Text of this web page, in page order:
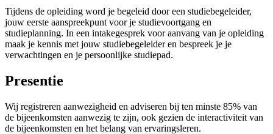
Tijdens de opleiding word je begeleid door een studiebegeleider,
jouw eerste aanspreekpunt voor je studievoortgang en
studieplanning. In een intakegesprek voor aanvang van je opleiding
maak je kennis met jouw studiebegeleider en bespreek je je
verwachtingen en je persoonlijke studiepad.
Presentie
Wij registreren aanwezigheid en adviseren bij ten minste 85% van
de bijeenkomsten aanwezig te zijn, ook gezien de interactiviteit van
de bijeenkomsten en het belang van ervaringsleren.